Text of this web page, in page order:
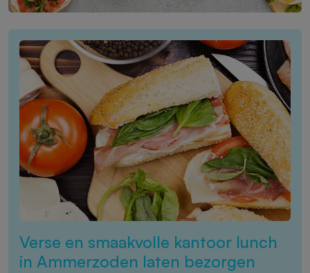
Verse en smaakvolle kantoor lunch
in Ammerzoden laten bezorgen